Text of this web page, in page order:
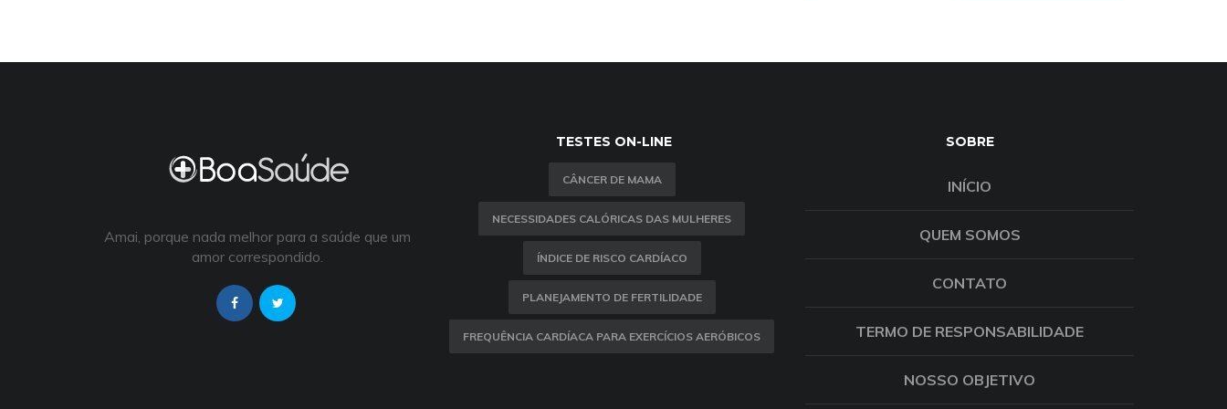
Amai, porque nada melhor para a saúde que um
amor correspondido.
TESTES ON-LINE
CÂNCER DE MAMA
NECESSIDADES CALÓRICAS DAS MULHERES
ÍNDICE DE RISCO CARDÍACO
PLANEJAMENTO DE FERTILIDADE
FREQUÊNCIA CARDÍACA PARA EXERCÍCIOS AERÓBICOS
SOBRE
INÍCIO
QUEM SOMOS
CONTATO
TERMO DE RESPONSABILIDADE
NOSSO OBJETIVO